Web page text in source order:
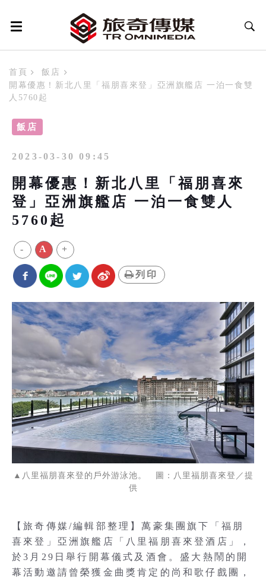
首頁
飯店
開幕優惠！新北八里「福朋喜來登」亞洲旗艦店 一泊一食雙
人5760起
飯店
2023-03-30 09:45
開幕優惠！新北八里「福朋喜來
登」亞洲旗艦店 一泊一食雙人
5760起
- A +
列印
▲八里福朋喜來登的戶外游泳池。 圖：八里福朋喜來登／提
供
【旅奇傳媒/編輯部整理】萬豪集團旗下「福朋
喜來登」亞洲旗艦店「八里福朋喜來登酒店」，
於3月29日舉行開幕儀式及酒會。盛大熱鬧的開
幕活動邀請曾榮獲金曲獎肯定的尚和歌仔戲團，